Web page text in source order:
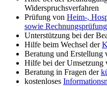
Widerspruchsverfahren
Prüfung von Heim-,
sowie Rechnungsprüfung
Unterstützung bei der
Hilfe beim Wechsel der
Beratung und Erstellung
Hilfe bei der Umsetzung
Beratung in Fragen der
kostenloses